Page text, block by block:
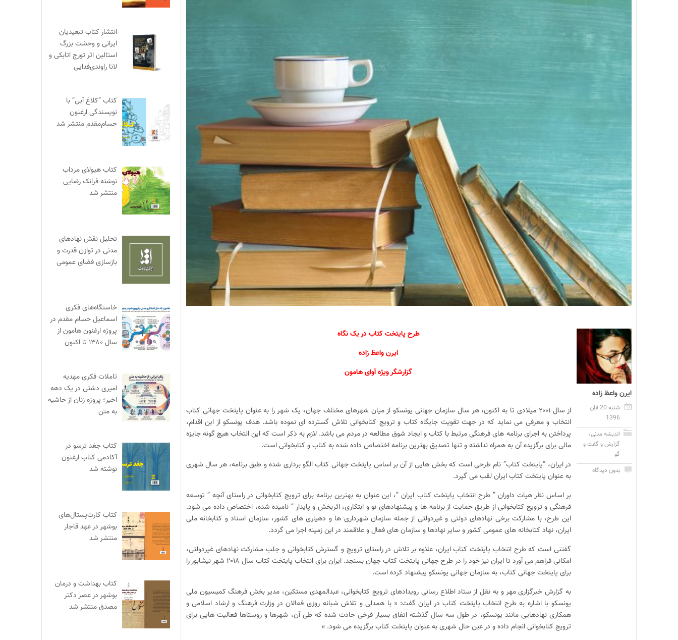
ایرن واعظ زاده
شنبه 20 آبان
1396
اندیشه مدنی،
گزارش و گفت و
گو
بدون دیدگاه
طرح پایتخت کتاب در یک نگاه
ایرن واعظ زاده
گزارشگر ویژه آوای هامون
از سال ۲۰۰۱ میلادی تا به اکنون، هر سال سازمان جهانی یونسکو از میان شهر‌های مختلف جهان، یک شهر را به ‌عنوان پایتخت جهانی کتاب
انتخاب و معرفی می‌ نماید که در جهت تقویت جایگاه کتاب و ترویج کتابخوانی تلاش گسترده ای نموده باشد. هدف یونسکو از این اقدام،
پرداختن به اجرای برنامه ‌های فرهنگی مرتبط با کتاب و ایجاد شوق مطالعه در مردم می باشد. لازم به ذکر است که این انتخاب هیچ گونه جایزه
مالی برای برگزیده آن به همراه نداشته و تنها تصدیق بهترین برنامه اختصاص داده‌ شده به کتاب و کتابخوانی است.
در ایران، “پایتخت کتاب” نام طرحی است که بخش هایی از آن بر اساس پایتخت جهانی کتاب الگو برداری شده و طبق برنامه، هر سال شهری
به عنوان پایتخت کتاب ایران لقب می گیرد.
بر اساس نظر هیات داوران ” طرح انتخاب پایتخت کتاب ایران “، این عنوان به بهترین برنامه برای ترویج کتابخوانی در راستای آنچه ” توسعه
فرهنگی و ترویج کتابخوانی از طریق حمایت از برنامه‌ ها و پیشنهادهای نو و ابتکاری، اثربخش و پایدار ” نامیده شده، اختصاص داده می‌ شود.
این طرح، با مشارکت برخی نهادهای دولتی و غیردولتی از جمله سازمان شهرداری‌ ها و دهیاری‌ های کشور، سازمان اسناد و کتابخانه ملی
ایران، نهاد کتابخانه‌ های عمومی کشور و سایر نهادها و سازمان‌ های فعال و علاقمند در این زمینه اجرا می گردد.
گفتنی است که طرح انتخاب پایتخت کتاب ایران، علاوه بر تلاش در راستای ترویج و گسترش‌ کتابخوانی و جلب مشارکت نهاد‌های غیردولتی،
امکانی فراهم می آورد تا ایران نیز خود را در طرح جهانی پایتخت کتاب جهان بسنجد. ایران برای انتخاب پایتخت کتاب سال ۲۰۱۸ شهر نیشابور را
برای پایتخت جهانی کتاب، به سازمان جهانی یونسکو پیشنهاد کرده است.
به گزارش خبرگزاری مهر و به نقل از ستاد اطلاع ‌رسانی رویدادهای ترویج کتابخوانی، عبدالمهدی مستکین، مدیر بخش فرهنگ کمیسیون ملی
یونسکو با اشاره به طرح انتخاب پایتخت کتاب در ایران گفت: « با همدلی و تلاش شبانه‌ روزی فعالان در وزارت فرهنگ و ارشاد اسلامی و
همکاری نهادهایی مانند یونسکو، در طول سه سال گذشته اتفاق بسیار فرخی حادث شده که طی آن، شهرها و روستاها فعالیت‌ هایی برای
ترویج کتابخوانی انجام داده و در عین حال شهری به عنوان پایتخت کتاب برگزیده می ‌شود. »
انتشار کتاب تبعیدیان
ایرانی و وحشت بزرگ
استالین اثر تورج اتابکی و
لانا راوندی‌فدایی
کتاب “کلاغ آبی” با
نویسندگی ارغنون
حسام‌مقدم منتشر شد
کتاب هیولای مرداب
نوشته فرانک رضایی
منتشر شد
تحلیل نقش نهادهای
مدنی در توازن قدرت و
بازسازی فضای عمومی
خاستگاه‌های فکری
اسماعیل حسام مقدم در
پروژه ارغنون هامون از
سال ۱۳۸۰ تا اکنون
تاملات فکری مهدیه
امیری دشتی در یک دهه
اخیر؛ پروژه زنان از حاشیه
به متن
کتاب جغد ترسو در
آکادمی کتاب ارغنون
نوشته شد
کتاب کارت‌پستال‌های
بوشهر در عهد قاجار
منتشر شد
کتاب بهداشت و درمان
بوشهر در عصر دکتر
مصدق منتشر شد